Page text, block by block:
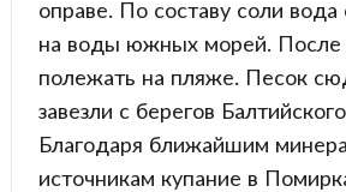
оправе. По составу соли вода
на воды южных морей. После
полежать на пляже. Песок
завезли с берегов
Благодаря ближайшим
источникам купание в